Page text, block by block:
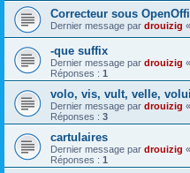
Correcteur sous
Dernier message par drouizig «
-que suffix
Dernier message par drouizig «
Réponses : 1
volo, vis, vult, velle,
Dernier message par drouizig «
Réponses : 3
cartulaires
Dernier message par drouizig «
Réponses : 1